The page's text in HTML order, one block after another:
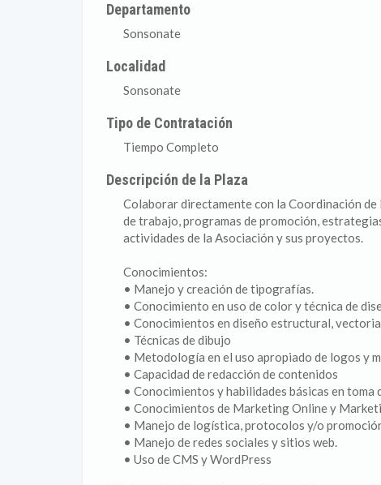
Departamento
Sonsonate
Localidad
Sonsonate
Tipo de Contratación
Tiempo Completo
Descripción de la Plaza
Colaborar directamente con la Coordinación
de trabajo, programas de promoción,
actividades de la Asociación y sus proyectos.
Conocimientos:
• Manejo y creación de tipografías.
• Conocimiento en uso de color y técnica de
• Conocimientos en diseño estructural,
• Técnicas de dibujo
• Metodología en el uso apropiado de logos y
• Capacidad de redacción de contenidos
• Conocimientos y habilidades básicas en
• Conocimientos de Marketing Online y
• Manejo de logística, protocolos y/o
• Manejo de redes sociales y sitios web.
• Uso de CMS y WordPress